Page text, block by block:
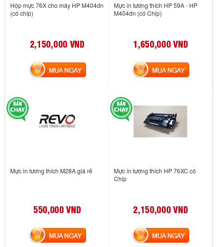
Hộp mực 76X cho máy HP M404dn
(có chíp)
2,150,000 VND
MUA NGAY
Mực in tương thích HP 59A - HP
M404dn (có Chip)
1,650,000 VND
MUA NGAY
Mực in tương thích M28A giá rẻ
550,000 VND
MUA NGAY
Mực in tương thích HP 76XC có
Chip
2,150,000 VND
MUA NGAY